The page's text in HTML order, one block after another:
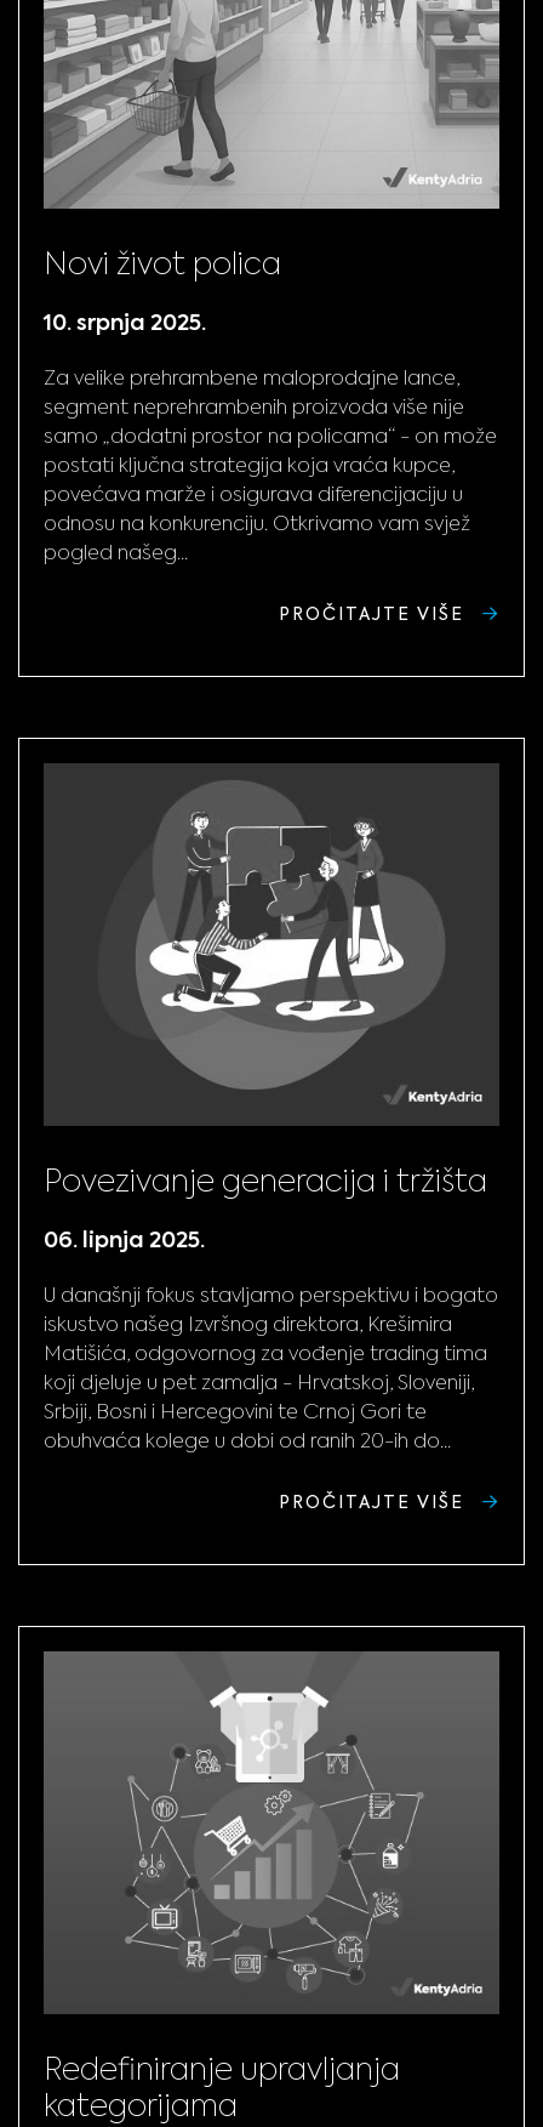
Novi život polica
10. srpnja 2025.
Za velike prehrambene maloprodajne lance,
segment neprehrambenih proizvoda više nije
samo „dodatni prostor na policama“ - on može
postati ključna strategija koja vraća kupce,
povećava marže i osigurava diferencijaciju u
odnosu na konkurenciju. Otkrivamo vam svjež
pogled našeg...
PROČITAJTE VIŠE
Povezivanje generacija i tržišta
06. lipnja 2025.
U današnji fokus stavljamo perspektivu i bogato
iskustvo našeg Izvršnog direktora, Krešimira
Matišića, odgovornog za vođenje trading tima
koji djeluje u pet zamalja - Hrvatskoj, Sloveniji,
Srbiji, Bosni i Hercegovini te Crnoj Gori te
obuhvaća kolege u dobi od ranih 20-ih do...
PROČITAJTE VIŠE
Redefiniranje upravljanja
kategorijama